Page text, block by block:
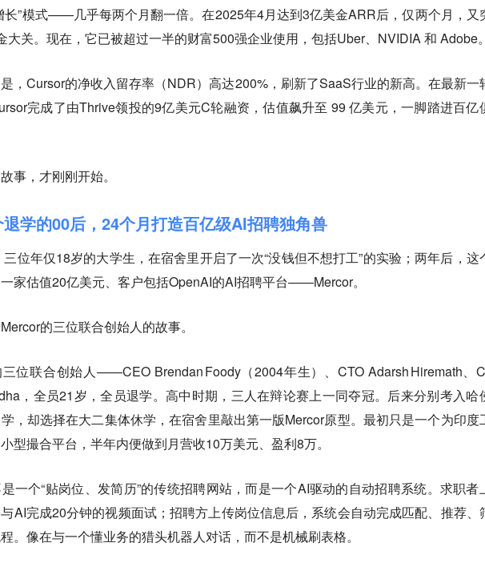
长”模式——几乎每两个月翻一倍。在2025年4月达到3亿美金ARR后，仅两个月，又
大关。现在，它已被超过一半的财富500强企业使用，包括Uber、NVIDIA 和 Adobe。
，Cursor的净收入留存率（NDR）高达200%，刷新了SaaS行业的新高。在最新一
完成了由Thrive领投的9亿美元C轮融资，估值飙升至 99 亿美元，一脚踏进百亿
事，才刚刚开始。
学的00后，24个月打造百亿级AI招聘独角兽
位年仅18岁的大学生，在宿舍里开启了一次“没钱但不想打工”的实验；两年后，这
家估值20亿美元、客户包括OpenAI的AI招聘平台——Mercor。
的三位联合创始人的故事。
三位联合创始人——CEO Brendan Foody（2004年生）、CTO Adarsh Hiremath、
，全员21岁，全员退学。高中时期，三人在辩论赛上一同夺冠。后来分别考入哈
，却选择在大二集体休学，在宿舍里敲出第一版Mercor原型。最初只是一个为印度
型撮合平台，半年内便做到月营收10万美元、盈利8万。
一个“贴岗位、发简历”的传统招聘网站，而是一个AI驱动的自动招聘系统。求职者
AI完成20分钟的视频面试；招聘方上传岗位信息后，系统会自动完成匹配、推荐、
。像在与一个懂业务的猎头机器人对话，而不是机械刷表格。